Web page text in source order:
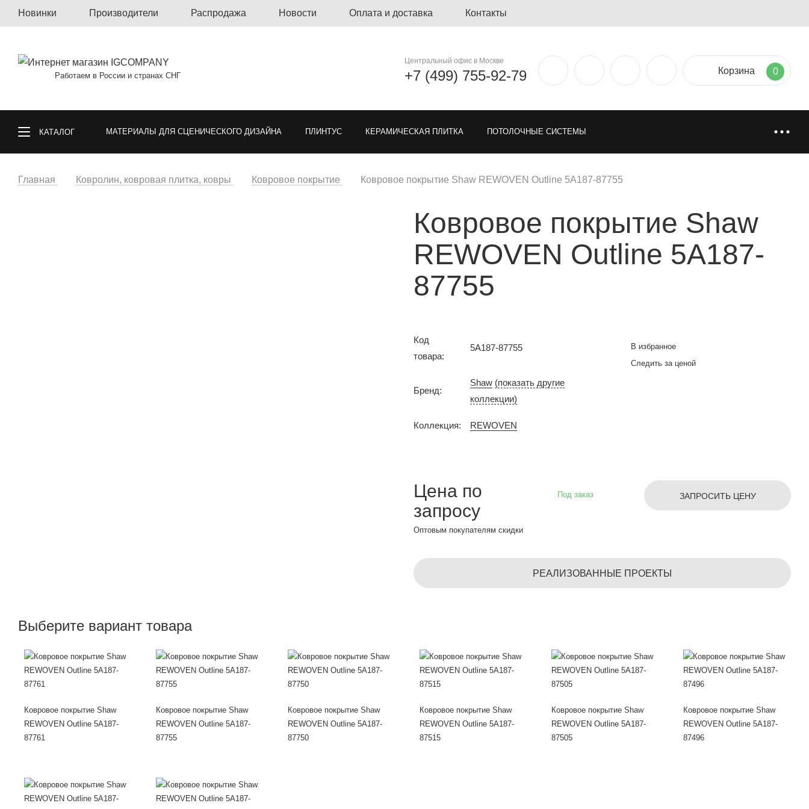
Новинки Производители Распродажа Новости Оплата и доставка Контакты
Работаем в России и странах СНГ
Центральный офис в Москве
+7 (499) 755-92-79 Корзина 0
КАТАЛОГ МАТЕРИАЛЫ ДЛЯ СЦЕНИЧЕСКОГО ДИЗАЙНА ПЛИНТУС КЕРАМИЧЕСКАЯ ПЛИТКА ПОТОЛОЧНЫЕ СИСТЕМЫ
КОВРОЛИН, КОВРОВАЯ ПЛИТКА, КОВРЫ ОЗЕЛЕНЕНИЕ ГРЯЗЕЗАЩИТНЫЕ ПОКРЫТИЯ НАПОЛЬНЫЕ ПОКРЫТИЯ
МОДУЛЬНЫЕ ПОКРЫТИЯ ТКАНИ ИСКУССТВЕННАЯ И НАТУРАЛЬНАЯ ТРАВА
Главная Ковролин, ковровая плитка, ковры Ковровое покрытие Ковровое покрытие Shaw REWOVEN Outline 5A187-87755
Ковровое покрытие Shaw
REWOVEN Outline 5A187-
87755
Код
товара:
5A187-87755
Бренд:
Shaw (показать другие
коллекции)
Коллекция: REWOVEN
В избранное
Следить за ценой
Цена по
запросу
Оптовым покупателям скидки
Под заказ ЗАПРОСИТЬ ЦЕНУ
РЕАЛИЗОВАННЫЕ ПРОЕКТЫ
Выберите вариант товара
Ковровое покрытие Shaw
REWOVEN Outline 5A187-
87761
Ковровое покрытие Shaw
REWOVEN Outline 5A187-
87755
Ковровое покрытие Shaw
REWOVEN Outline 5A187-
87750
Ковровое покрытие Shaw
REWOVEN Outline 5A187-
87515
Ковровое покрытие Shaw
REWOVEN Outline 5A187-
87505
Ковровое покрытие Shaw
REWOVEN Outline 5A187-
87496